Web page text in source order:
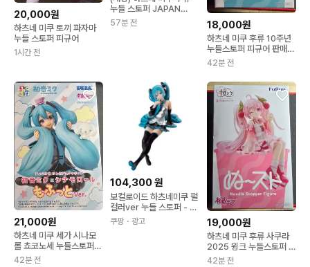
20,000원
하츠네 미쿠 토끼 파자마
누들 스토퍼 피규어
1시간 전
누들 스토퍼 JAPAN
LIVE TOUR 2025
BLOOMING
57분 전 18,000원
하츠네 미쿠 후류 10주년
누들스토퍼 피규어 판매합
니다
42분 전
21,000원
하츠네 미쿠 세가 시나모
롤 쵸코노세 누들스토퍼
피규어 판매합니다
42분 전
104,300원
보컬로이드 하츠네미쿠 펄
컬러ver 누들 스토퍼 - 후
류 #P
쿠팡 ・광고 19,000원
하츠네 미쿠 후류 사쿠라
2025 윙크 누들스토퍼 피
규어 판매합니다
42분 전